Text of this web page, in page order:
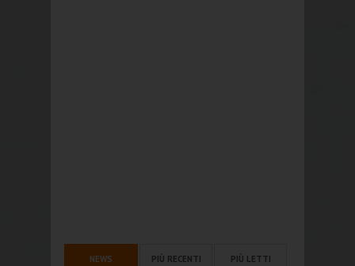
NEWS PIÙ RECENTI PIÙ LETTI